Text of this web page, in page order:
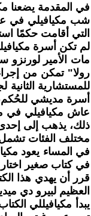
في المقدمة يضعنا
شب مكيافيلي في
التي أقامت حكمًا
لم تكن أسرة
للمستشارية
أسرة مديشي للحُكم،
عاش مكيافيلي في
ذلك، يذهب إلى إحدى
مختلف الفئات
في المساء يعود
في كتاب صغير اختار
قرر أن يهدي هذا
العظيم لبيرو دي
يبدأ مكيافيللي